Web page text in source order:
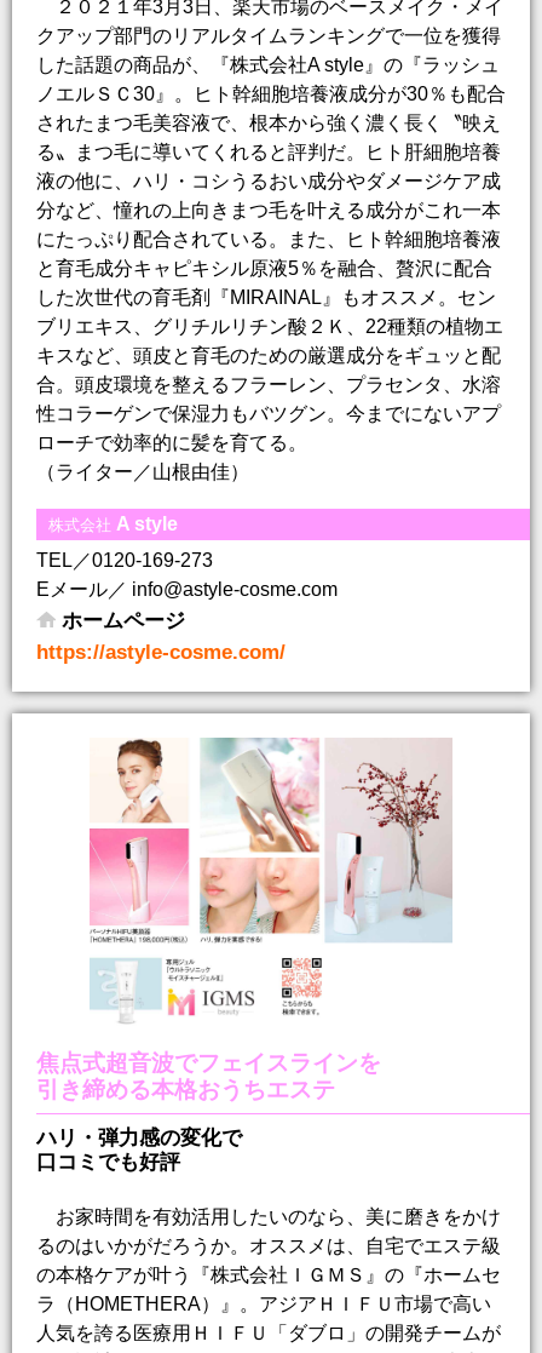
２０２１年3月3日、楽天市場のベースメイク・メイ
クアップ部門のリアルタイムランキングで一位を獲得
した話題の商品が、『株式会社A style』の『ラッシュ
ノエルＳＣ30』。ヒト幹細胞培養液成分が30％も配合
されたまつ毛美容液で、根本から強く濃く長く〝映え
る〟まつ毛に導いてくれると評判だ。ヒト肝細胞培養
液の他に、ハリ・コシうるおい成分やダメージケア成
分など、憧れの上向きまつ毛を叶える成分がこれ一本
にたっぷり配合されている。また、ヒト幹細胞培養液
と育毛成分キャピキシル原液5％を融合、贅沢に配合
した次世代の育毛剤『MIRAINAL』もオススメ。セン
ブリエキス、グリチルリチン酸２Ｋ、22種類の植物エ
キスなど、頭皮と育毛のための厳選成分をギュッと配
合。頭皮環境を整えるフラーレン、プラセンタ、水溶
性コラーゲンで保湿力もバツグン。今までにないアプ
ローチで効率的に髪を育てる。
（ライター／山根由佳）
株式会社 A style
TEL／0120-169-273
Eメール／ info@astyle-cosme.com
ホームページ
https://astyle-cosme.com/
焦点式超音波でフェイスラインを
引き締める本格おうちエステ
ハリ・弾力感の変化で
口コミでも好評
お家時間を有効活用したいのなら、美に磨きをかけ
るのはいかがだろうか。オススメは、自宅でエステ級
の本格ケアが叶う『株式会社ＩＧＭＳ』の『ホームセ
ラ（HOMETHERA）』。アジアＨＩＦＵ市場で高い
人気を誇る医療用ＨＩＦＵ「ダブロ」の開発チームが